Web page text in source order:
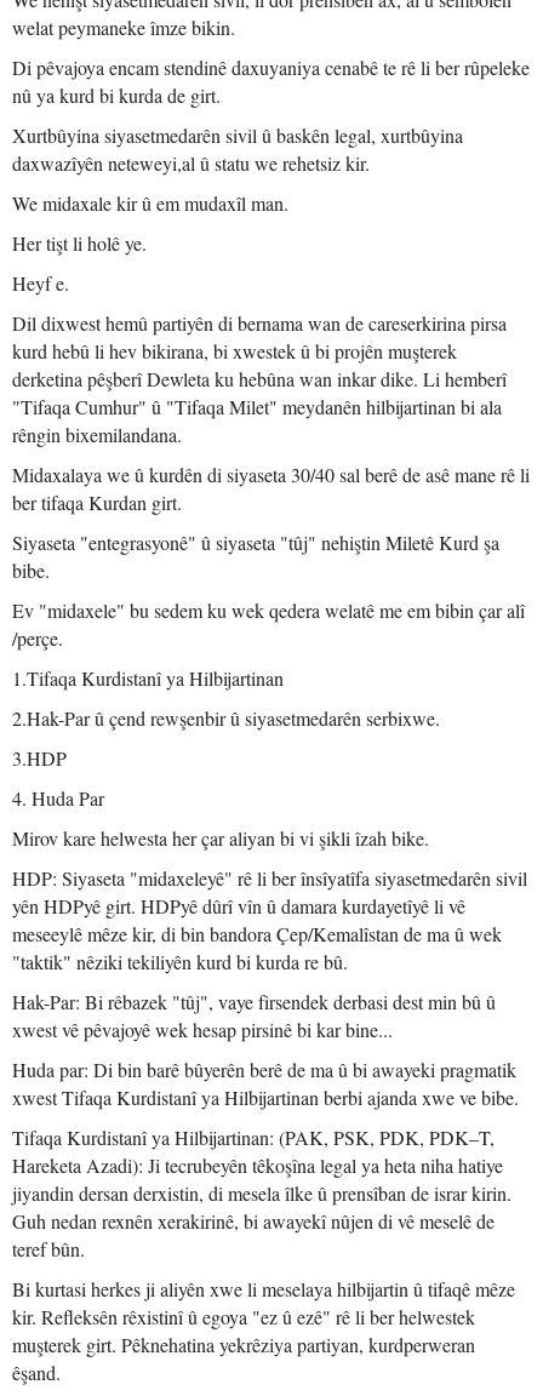
welat peymaneke îmze bikin.
Di pêvajoya encam stendinê daxuyaniya cenabê te rê li ber rûpeleke
nû ya kurd bi kurda de girt.
Xurtbûyina siyasetmedarên sivil û baskên legal, xurtbûyina
daxwazîyên neteweyi,al û statu we rehetsiz kir.
We midaxale kir û em mudaxîl man.
Her tişt li holê ye.
Heyf e.
Dil dixwest hemû partiyên di bernama wan de careserkirina pirsa
kurd hebû li hev bikirana, bi xwestek û bi projên muşterek
derketina pêşberî Dewleta ku hebûna wan inkar dike. Li hemberî
"Tifaqa Cumhur" û "Tifaqa Milet" meydanên hilbijartinan bi ala
rêngin bixemilandana.
Midaxalaya we û kurdên di siyaseta 30/40 sal berê de asê mane rê li
ber tifaqa Kurdan girt.
Siyaseta "entegrasyonê" û siyaseta "tûj" nehiştin Miletê Kurd şa
bibe.
Ev "midaxele" bu sedem ku wek qedera welatê me em bibin çar alî
/perçe.
1.Tifaqa Kurdistanî ya Hilbijartinan
2.Hak-Par û çend rewşenbir û siyasetmedarên serbixwe.
3.HDP
4. Huda Par
Mirov kare helwesta her çar aliyan bi vi şikli îzah bike.
HDP: Siyaseta "midaxeleyê" rê li ber însîyatîfa siyasetmedarên sivil
yên HDPyê girt. HDPyê dûrî vîn û damara kurdayetîyê li vê
meseeylê mêze kir, di bin bandora Çep/Kemalîstan de ma û wek
"taktik" nêziki tekiliyên kurd bi kurda re bû.
Hak-Par: Bi rêbazek "tûj", vaye firsendek derbasi dest min bû û
xwest vê pêvajoyê wek hesap pirsinê bi kar bine...
Huda par: Di bin barê bûyerên berê de ma û bi awayeki pragmatik
xwest Tifaqa Kurdistanî ya Hilbijartinan berbi ajanda xwe ve bibe.
Tifaqa Kurdistanî ya Hilbijartinan: (PAK, PSK, PDK, PDK–T,
Hareketa Azadi): Ji tecrubeyên têkoşîna legal ya heta niha hatiye
jiyandin dersan derxistin, di mesela îlke û prensîban de israr kirin.
Guh nedan rexnên xerakirinê, bi awayekî nûjen di vê meselê de
teref bûn.
Bi kurtasi herkes ji aliyên xwe li meselaya hilbijartin û tifaqê mêze
kir. Refleksên rêxistinî û egoya "ez û ezê" rê li ber helwestek
muşterek girt. Pêknehatina yekrêziya partiyan, kurdperweran
êşand.